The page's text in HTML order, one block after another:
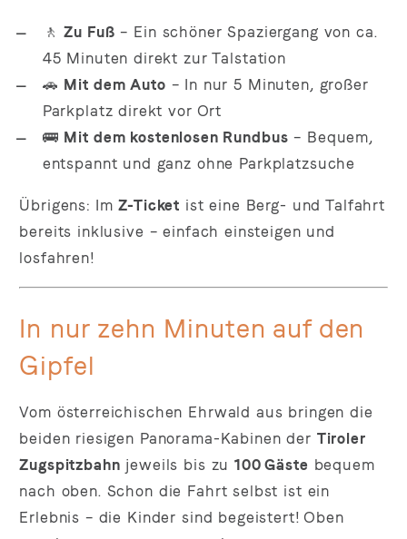
🚶Zu Fuß – Ein schöner Spaziergang von ca.
45 Minuten direkt zur Talstation
🚗 Mit dem Auto – In nur 5 Minuten, großer
Parkplatz direkt vor Ort
🚌 Mit dem kostenlosen Rundbus – Bequem,
entspannt und ganz ohne Parkplatzsuche
Übrigens: ImZ-Ticket ist eine Berg- und Talfahrt
bereits inklusive – einfach einsteigen und
losfahren!
In nur zehn Minuten auf den
Gipfel
Vom österreichischen Ehrwald aus bringen die
beiden riesigen Panorama-Kabinen der Tiroler
Zugspitzbahn jeweils bis zu100 Gäste bequem
nach oben. Schon die Fahrt selbst ist ein
Erlebnis – die Kinder sind begeistert! Oben